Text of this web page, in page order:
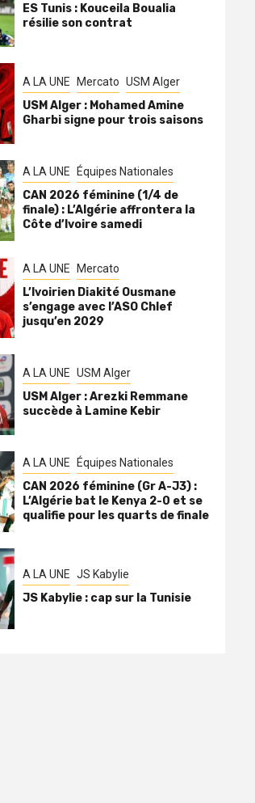
ES Tunis : Kouceila Boualia
résilie son contrat
A LA UNE Mercato USM Alger
USM Alger : Mohamed Amine
Gharbi signe pour trois saisons
A LA UNE Équipes Nationales
CAN 2026 féminine (1/4 de
finale) : L’Algérie affrontera la
Côte d’Ivoire samedi
A LA UNE Mercato
L’Ivoirien Diakité Ousmane
s’engage avec l’ASO Chlef
jusqu’en 2029
A LA UNE USM Alger
USM Alger : Arezki Remmane
succède à Lamine Kebir
A LA UNE Équipes Nationales
CAN 2026 féminine (Gr A-J3) :
L’Algérie bat le Kenya 2-0 et se
qualifie pour les quarts de finale
A LA UNE JS Kabylie
JS Kabylie : cap sur la Tunisie